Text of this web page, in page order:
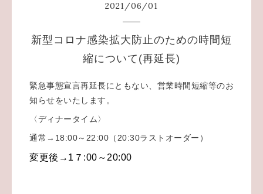
2021/06/01
新型コロナ感染拡大防止のための時間短
縮について(再延長)
緊急事態宣言再延長にともない、営業時間短縮等のお
知らせをいたします。
〈ディナータイム〉
通常→18:00～22:00（20:30ラストオーダー）
変更後→1７:00～20:00